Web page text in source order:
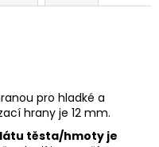
pro hladké a
hrany je 12 mm.
těsta/hmoty je